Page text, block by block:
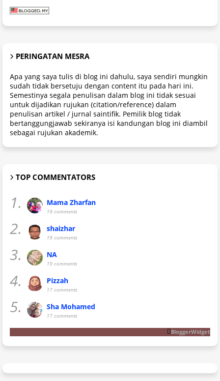
PERINGATAN MESRA
Apa yang saya tulis di blog ini dahulu, saya sendiri mungkin
sudah tidak bersetuju dengan content itu pada hari ini.
Semestinya segala penulisan dalam blog ini tidak sesuai
untuk dijadikan rujukan (citation/reference) dalam
penulisan artikel / jurnal saintifik. Pemilik blog tidak
bertanggungjawab sekiranya isi kandungan blog ini diambil
sebagai rujukan akademik.
TOP COMMENTATORS
1. Mama Zharfan
19 comments
2. shaizhar
19 comments
3. NA
19 comments
4. Pizzah
17 comments
5. Sha Mohamed
17 comments
BloggerWidget